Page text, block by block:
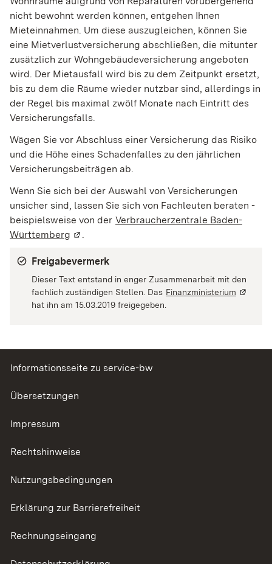
nicht bewohnt werden können, entgehen Ihnen
Mieteinnahmen. Um diese auszugleichen, können Sie
eine Mietverlustversicherung abschließen, die mitunter
zusätzlich zur Wohngebäudeversicherung angeboten
wird. Der Mietausfall wird bis zu dem Zeitpunkt ersetzt,
bis zu dem die Räume wieder nutzbar sind, allerdings in
der Regel bis maximal zwölf Monate nach Eintritt des
Versicherungsfalls.
Wägen Sie vor Abschluss einer Versicherung das Risiko
und die Höhe eines Schadenfalles zu den jährlichen
Versicherungsbeiträgen ab.
Wenn Sie sich bei der Auswahl von Versicherungen
unsicher sind, lassen Sie sich von Fachleuten beraten -
beispielsweise von der Verbraucherzentrale Baden-
Württemberg (Wird in einem neuen Fenster geöffnet)
.
Freigabevermerk
Dieser Text entstand in enger Zusammenarbeit mit den
fachlich zuständigen Stellen. Das Finanzministerium (Wird
hat ihn am 15.03.2019 freigegeben.
Informationsseite zu service-bw
Übersetzungen
Impressum
Rechtshinweise
Nutzungsbedingungen
Erklärung zur Barrierefreiheit
Rechnungseingang